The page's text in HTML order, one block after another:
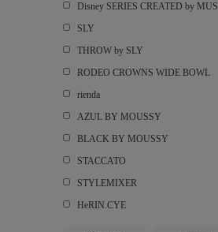
Disney SERIES CREATED by MUS
SLY
THROW by SLY
RODEO CROWNS WIDE BOWL
rienda
AZUL BY MOUSSY
BLACK BY MOUSSY
STACCATO
STYLEMIXER
HeRIN.CYE